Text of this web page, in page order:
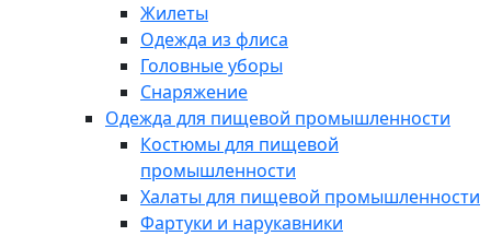
Жилеты
Одежда из флиса
Головные уборы
Снаряжение
Одежда для пищевой промышленности
Костюмы для пищевой
промышленности
Халаты для пищевой промышленности
Фартуки и нарукавники